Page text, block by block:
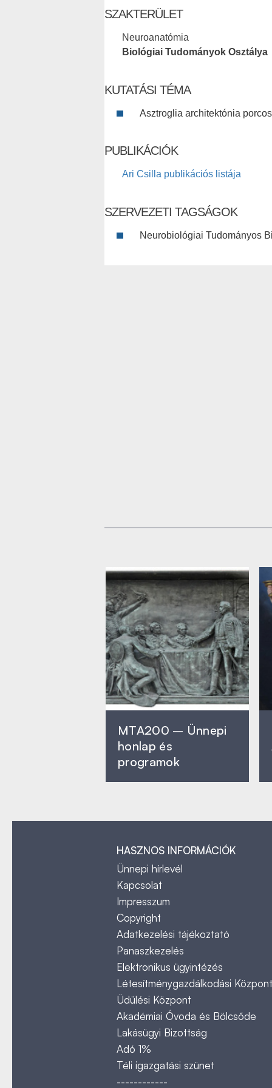
SZAKTERÜLET
Neuroanatómia
Biológiai Tudományok Osztálya
KUTATÁSI TÉMA
Asztroglia architektónia
PUBLIKÁCIÓK
Ari Csilla publikációs listája
SZERVEZETI TAGSÁGOK
Neurobiológiai Tudományos
MTA200 – Ünnepi
honlap és
programok
HASZNOS INFORMÁCIÓK
Ünnepi hírlevél
Kapcsolat
Impresszum
Copyright
Adatkezelési tájékoztató
Panaszkezelés
Elektronikus ügyintézés
Létesítménygazdálkodási Központ
Üdülési Központ
Akadémiai Óvoda és Bölcsőde
Lakásügyi Bizottság
Adó 1%
Téli igazgatási szünet
------------